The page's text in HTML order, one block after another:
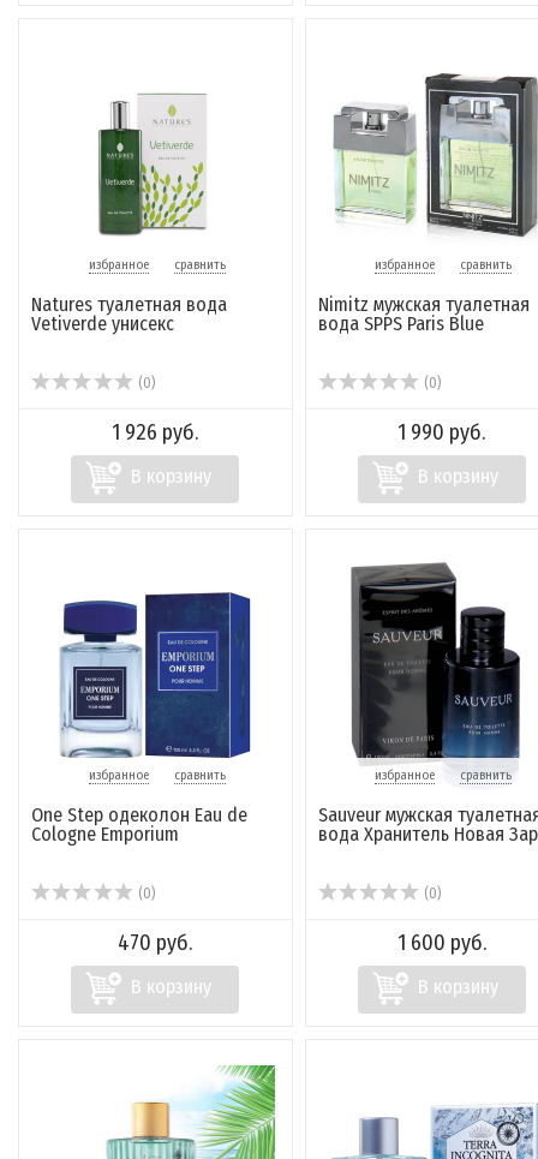
избранное сравнить
Natures туалетная вода
Vetiverde унисекс
(0)
1 926 руб.
В корзину
избранное сравнить
Nimitz мужская туалетная
вода SPPS Paris Blue
(0)
1 990 руб.
В корзину
избранное сравнить
One Step одеколон Eau de
Cologne Emporium
(0)
470 руб.
В корзину
избранное сравнить
Sauveur мужская
вода Хранитель Новая
(0)
1 600 руб.
В корзину